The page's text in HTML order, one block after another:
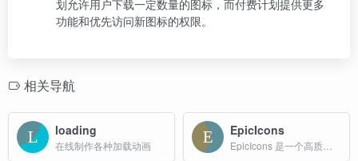
划允许用户下载一定数量的图标，而付费计划提供更多
功能和优先访问新图标的权限。
相关导航
loading
在线制作各种加载动画
EpicIcons